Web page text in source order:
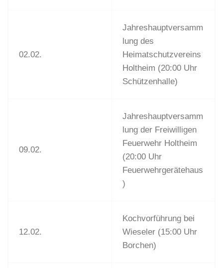
02.02.
Jahreshauptversamm
lung des
Heimatschutzvereins
Holtheim (20:00 Uhr
Schützenhalle)
09.02.
Jahreshauptversamm
lung der Freiwilligen
Feuerwehr Holtheim
(20:00 Uhr
Feuerwehrgerätehaus
)
12.02.
Kochvorführung bei
Wieseler (15:00 Uhr
Borchen)